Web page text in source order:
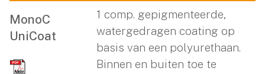
MonoC
UniCoat
1 comp. gepigmenteerde,
watergedragen coating op
basis van een polyurethaan.
Binnen en buiten toe te